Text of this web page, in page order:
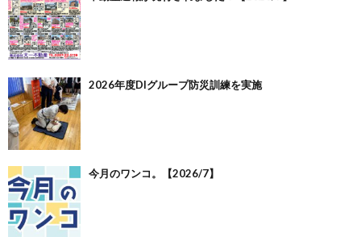
2026年度DIグループ防災訓練を実施
今月のワンコ。【2026/7】